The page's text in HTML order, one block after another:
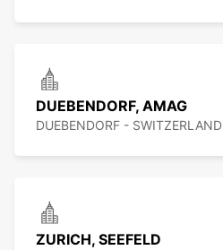
DUEBENDORF, AMAG
DUEBENDORF - SWITZERLAND
ZURICH, SEEFELD